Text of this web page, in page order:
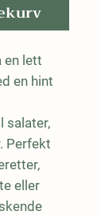
en lett
en hint
salater,
Perfekt
eller